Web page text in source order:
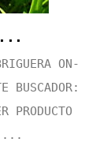
...
ON-
BUSCADOR:
PRODUCTO
...